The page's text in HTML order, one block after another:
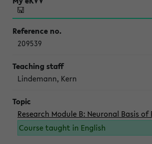
209539
Lindemann, Kern
Research Module B: Neuronal Basis of
Course taught in English